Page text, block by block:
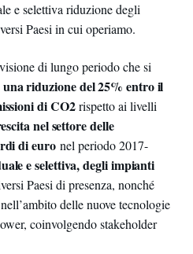
e selettiva riduzione degli
Paesi in cui operiamo.
di lungo periodo che si
una riduzione del 25% entro il
di CO2rispetto ai livelli
nel settore delle
di euronel periodo 2017-
e selettiva, degli impianti
Paesi di presenza, nonché
delle nuove tecnologie
coinvolgendo stakeholder